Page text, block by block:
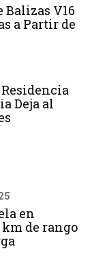
Balizas V16
a Partir de
Deja al
en
de rango